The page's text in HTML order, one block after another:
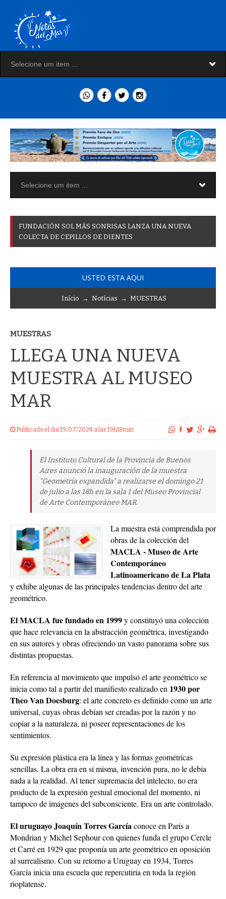
FUNDACIÓN SOL MÁS SONRISAS LANZA UNA NUEVA
COLECTA DE CEPILLOS DE DIENTES
USTED ESTA AQUI
Início → Notícias → MUESTRAS
MUESTRAS
LLEGA UNA NUEVA
MUESTRA AL MUSEO
MAR
Publicado el dia 19/07/2024 a las 19h18min
El Instituto Cultural de la Provincia de Buenos
Aires anunció la inauguración de la muestra
“Geometría expandida” a realizarse el domingo 21
de julio a las 18h en la sala 1 del Museo Provincial
de Arte Contemporáneo MAR.
La muestra está comprendida por
obras de la colección del
MACLA - Museo de Arte
Contemporáneo
Latinoamericano de La Plata
y exhibe algunas de las principales tendencias dentro del arte
geométrico.
El MACLA fue fundado en 1999y constituyó una colección
que hace relevancia en la abstracción geométrica, investigando
en sus autores y obras ofreciendo un vasto panorama sobre sus
distintas propuestas.
En referencia al movimiento que impulsó el arte geométrico se
inicia como tal a partir del manifiesto realizado en 1930 por
Theo Van Doesburg: el arte concreto es definido como un arte
universal, cuyas obras debían ser creadas por la razón y no
copiar a la naturaleza, ni poseer representaciones de los
sentimientos.
Su expresión plástica era la línea y las formas geométricas
sencillas. La obra era en sí misma, invención pura, no le debía
nada a la realidad. Al tener supremacía del intelecto, no era
producto de la expresión gestual emocional del momento, ni
tampoco de imágenes del subconsciente. Era un arte controlado.
El uruguayo Joaquín Torres Garcíaconoce en París a
Mondrian y Michel Sephour con quienes funda el grupo Cercle
et Carré en 1929 que proponía un arte geométrico en oposición
al surrealismo. Con su retorno a Uruguay en 1934, Torres
García inicia una escuela que repercutiría en toda la región
rioplatense.